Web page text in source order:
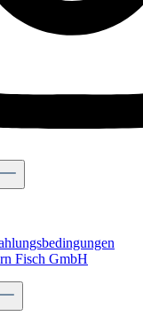
Fisch GmbH